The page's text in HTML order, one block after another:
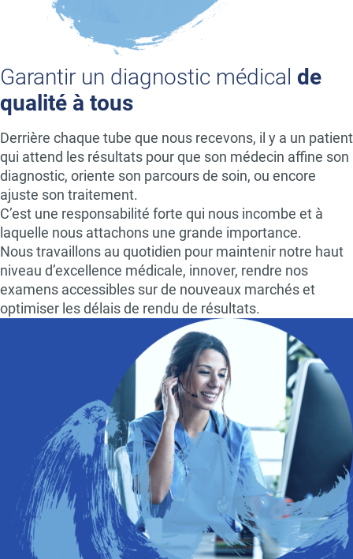
Garantir un diagnostic médical de
qualité à tous
Derrière chaque tube que nous recevons, il y a un patient
qui attend les résultats pour que son médecin affine son
diagnostic, oriente son parcours de soin, ou encore
ajuste son traitement.
C’est une responsabilité forte qui nous incombe et à
laquelle nous attachons une grande importance.
Nous travaillons au quotidien pour maintenir notre haut
niveau d’excellence médicale, innover, rendre nos
examens accessibles sur de nouveaux marchés et
optimiser les délais de rendu de résultats.